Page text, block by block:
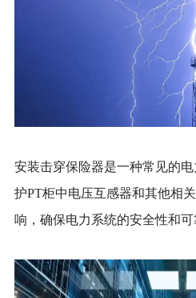
安装击穿保险器是一种常见的
护PT柜中电压互感器和其他相
响，确保电力系统的安全性和可